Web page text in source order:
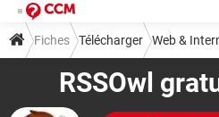
RSSOwl
Fiches Télécharger Web &